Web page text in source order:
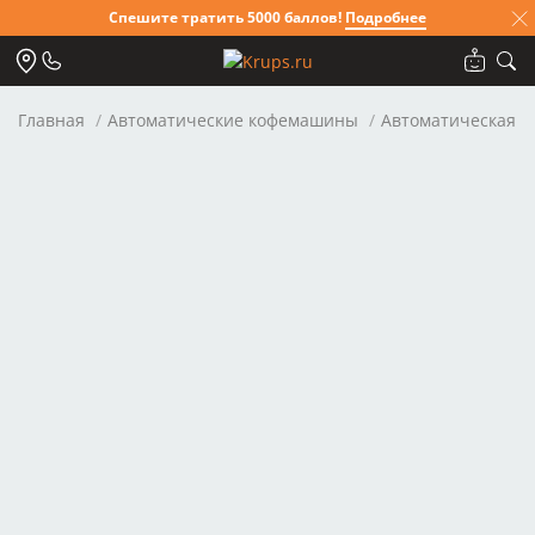
Спешите тратить 5000 баллов! Подробнее
Главная Автоматические кофемашины Автоматическая
Для клиентов всех банков